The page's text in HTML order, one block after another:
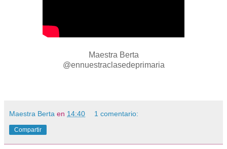
Maestra Berta
@ennuestraclasedeprimaria
Maestra Berta en 14:40 1 comentario:
Compartir